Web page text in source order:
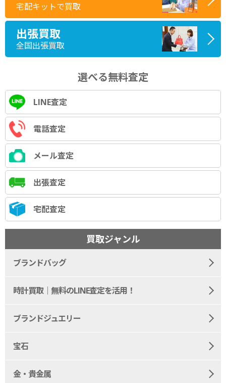
宅配キットで買取
出張買取
全国出張買取
選べる無料査定
LINE査定
電話査定
メール査定
出張査定
宅配査定
買取ジャンル
ブランドバッグ
時計買取｜無料のLINE査定を活用！
ブランドジュエリー
宝石
金・貴金属